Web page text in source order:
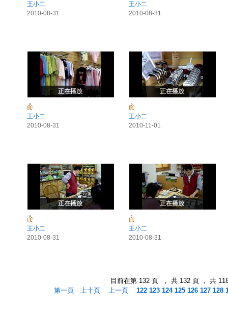
王小二
2010-08-31
王小二
2010-08-31
正在播放
王小二
2010-08-31
正在播放
王小二
2010-11-01
正在播放
王小二
2010-08-31
正在播放
王小二
2010-08-31
目前在第 132 頁 ， 共 132 頁 ， 共
第一頁
上十頁 上一頁 122123124125126127128